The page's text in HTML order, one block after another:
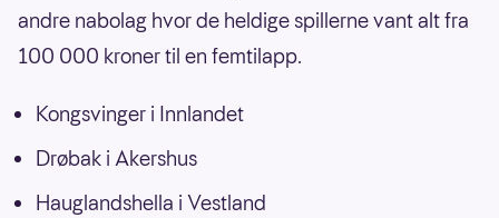
andre nabolag hvor de heldige spillerne vant alt fra
100 000 kroner til en femtilapp.
Kongsvinger i Innlandet
Drøbak i Akershus
Hauglandshella i Vestland